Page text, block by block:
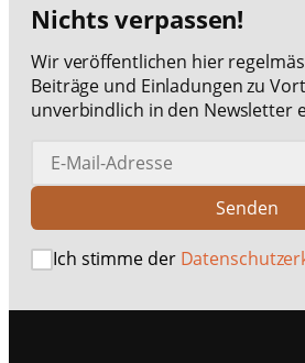
Nichts verpassen!
Wir veröffentlichen hier
Beiträge und Einladungen zu
unverbindlich in den Newsletter
Senden
Ich stimme der